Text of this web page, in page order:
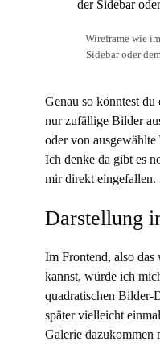
Wireframe wie
Sidebar oder
Genau so könntest
nur zufällige Bilder
oder von
Ich denke da gibt es
mir direkt eingefallen.
Darstellung
Im Frontend, also das
kannst, würde ich
quadratischen Bilder-
später vielleicht
Galerie dazukommen